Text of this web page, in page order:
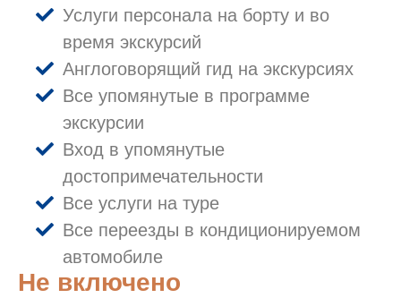
Услуги персонала на борту и во
время экскурсий
Англоговорящий гид на экскурсиях
Все упомянутые в программе
экскурсии
Вход в упомянутые
достопримечательности
Все услуги на туре
Все переезды в кондиционируемом
автомобиле
Не включено